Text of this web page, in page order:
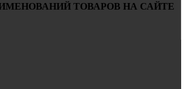
ТОВАРОВ НА САЙТЕ